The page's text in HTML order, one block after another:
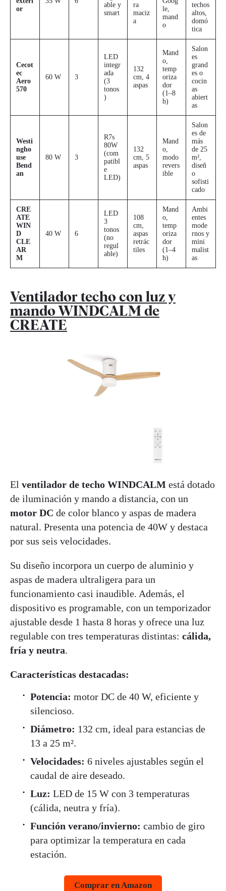
or
able y
smart
ra
maciz
a
le,
mand
o
techos
altos,
domó
tica
Cecot
ec
Aero
570
60 W 3
LED
integr
ada
(3
tonos
)
132
cm, 4
aspas
Mand
o,
temp
oriza
dor
(1–8
h)
Salon
es
grand
es o
cocin
as
abiert
as
Westi
ngho
use
Bend
an
80 W 3
R7s
80W
(com
patibl
e
LED)
132
cm, 5
aspas
Mand
o,
modo
revers
ible
Salon
es de
más
de 25
m²,
diseñ
o
sofisti
cado
CRE
ATE
WIN
D
CLE
AR
M
40 W 6
LED
3
tonos
(no
regul
able)
108
cm,
aspas
retrác
tiles
Mand
o,
temp
oriza
dor
(1–4
h)
Ambi
entes
mode
rnos y
mini
malist
as
Ventilador techo con luz y
mando WINDCALM de
CREATE
El ventilador de techo WINDCALM está dotado
de iluminación y mando a distancia, con un
motor DC de color blanco y aspas de madera
natural. Presenta una potencia de 40W y destaca
por sus seis velocidades.
Su diseño incorpora un cuerpo de aluminio y
aspas de madera ultraligera para un
funcionamiento casi inaudible. Además, el
dispositivo es programable, con un temporizador
ajustable desde 1 hasta 8 horas y ofrece una luz
regulable con tres temperaturas distintas: cálida,
fría y neutra.
Características destacadas:
Potencia: motor DC de 40 W, eficiente y
silencioso.
Diámetro: 132 cm, ideal para estancias de
13 a 25 m².
Velocidades: 6 niveles ajustables según el
caudal de aire deseado.
Luz: LED de 15 W con 3 temperaturas
(cálida, neutra y fría).
Función verano/invierno: cambio de giro
para optimizar la temperatura en cada
estación.
Comprar en Amazon